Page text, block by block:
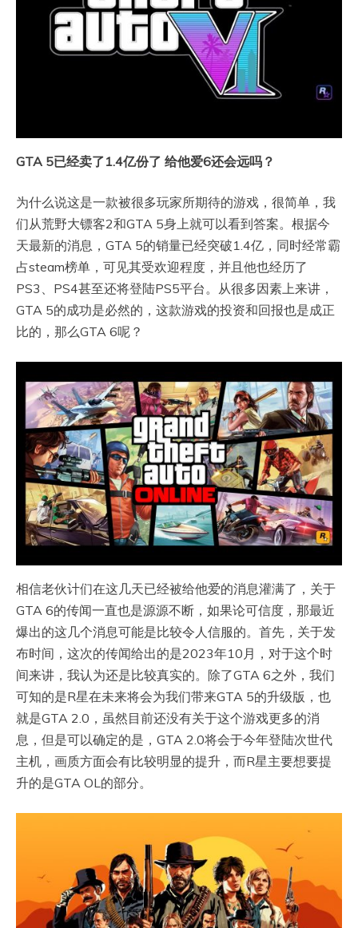
GTA 5已经卖了1.4亿份了 给他爱6还会远吗？
为什么说这是一款被很多玩家所期待的游戏，很简单，我
们从荒野大镖客2和GTA 5身上就可以看到答案。根据今
天最新的消息，GTA 5的销量已经突破1.4亿，同时经常霸
占steam榜单，可见其受欢迎程度，并且他也经历了
PS3、PS4甚至还将登陆PS5平台。从很多因素上来讲，
GTA 5的成功是必然的，这款游戏的投资和回报也是成正
比的，那么GTA 6呢？
相信老伙计们在这几天已经被给他爱的消息灌满了，关于
GTA 6的传闻一直也是源源不断，如果论可信度，那最近
爆出的这几个消息可能是比较令人信服的。首先，关于发
布时间，这次的传闻给出的是2023年10月，对于这个时
间来讲，我认为还是比较真实的。除了GTA 6之外，我们
可知的是R星在未来将会为我们带来GTA 5的升级版，也
就是GTA 2.0，虽然目前还没有关于这个游戏更多的消
息，但是可以确定的是，GTA 2.0将会于今年登陆次世代
主机，画质方面会有比较明显的提升，而R星主要想要提
升的是GTA OL的部分。